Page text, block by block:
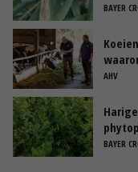
BAYER
AHV
BAYER